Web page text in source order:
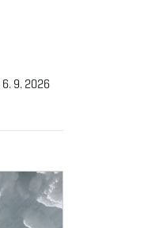
6. 9. 2026